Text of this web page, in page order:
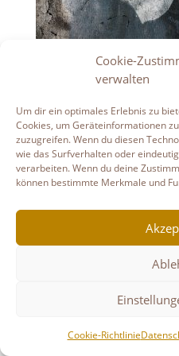
Cookie-
verwalten
Um dir ein optimales Erlebnis zu
Cookies, um Geräteinformationen
zuzugreifen. Wenn du diesen
wie das Surfverhalten oder
verarbeiten. Wenn du deine
können bestimmte Merkmale und
Cookie-Richtlinie
Datenschutzerklärung
Impressum
Copyright ©